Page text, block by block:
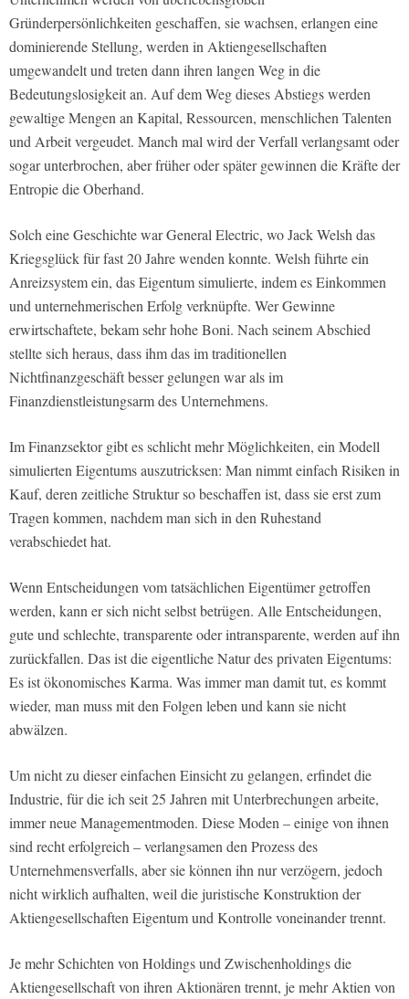
Gründerpersönlichkeiten ge­schaffen, sie wachsen, erlangen eine
dominierende Stellung, werden in Aktiengesellschaften
umgewandelt und treten dann ihren langen Weg in die
Bedeutungslosigkeit an. Auf dem Weg dieses Abstiegs werden
gewaltige Mengen an Kapital, Ressourcen, menschlichen Talenten
und Arbeit vergeudet. Manch­ mal wird der Verfall verlangsamt oder
sogar unterbrochen, aber früher oder später gewinnen die Kräfte der
Entropie die Oberhand.
Solch eine Geschichte war General Electric, wo Jack Welsh das
Kriegsglück für fast 20 Jahre wenden konnte. Welsh führte ein
Anreizsystem ein, das Eigentum simulierte, indem es Einkommen
und unternehmerischen Erfolg verknüpfte. Wer Gewinne
erwirtschaftete, bekam sehr hohe Boni. Nach seinem Abschied
stellte sich heraus, dass ihm das im traditionellen
Nichtfinanzgeschäft besser gelungen war als im
Finanzdienstleistungsarm des Unternehmens.
Im Finanzsektor gibt es schlicht mehr Möglichkeiten, ein Modell
simulierten Eigentums auszutricksen: Man nimmt einfach Risiken in
Kauf, deren zeitliche Struktur so beschaffen ist, dass sie erst zum
Tragen kommen, nachdem man sich in den Ruhestand
verabschiedet hat.
Wenn Entscheidungen vom tatsäch­lichen Eigentümer getroffen
werden, kann er sich nicht selbst betrügen. Alle Entscheidungen,
gute und schlech­te, transparente oder intransparente, werden auf ihn
zurückfallen. Das ist die eigentliche Natur des privaten Eigentums:
Es ist ökonomisches Karma. Was immer man damit tut, es kommt
wieder, man muss mit den Folgen leben und kann sie nicht
abwälzen.
Um nicht zu dieser einfachen Einsicht zu gelangen, erfindet die
Industrie, für die ich seit 25 Jahren mit Unterbrechungen arbeite,
immer neue Managementmoden. Diese Moden – einige von ihnen
sind recht erfolgreich – verlangsamen den Prozess des
Unternehmensverfalls, aber sie können ihn nur verzögern, je­doch
nicht wirklich aufhalten, weil die juristische Konstruktion der
Aktien­gesellschaften Eigentum und Kontrolle voneinander trennt.
Je mehr Schichten von Holdings und Zwischenholdings die
Aktiengesellschaft von ihren Aktionären trennt, je mehr Aktien von